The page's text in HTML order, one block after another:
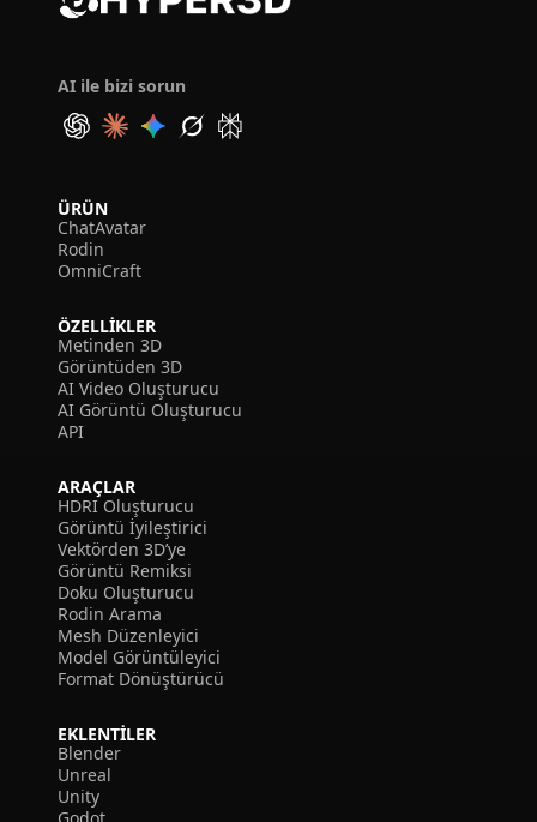
AI ile bizi sorun
ÜRÜN
ChatAvatar
Rodin
OmniCraft
ÖZELLIKLER
Metinden 3D
Görüntüden 3D
AI Video Oluşturucu
AI Görüntü Oluşturucu
API
ARAÇLAR
HDRI Oluşturucu
Görüntü İyileştirici
Vektörden 3D’ye
Görüntü Remiksi
Doku Oluşturucu
Rodin Arama
Mesh Düzenleyici
Model Görüntüleyici
Format Dönüştürücü
EKLENTILER
Blender
Unreal
Unity